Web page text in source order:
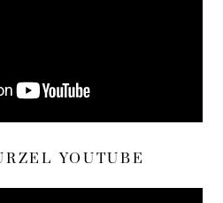
YOUTUBE